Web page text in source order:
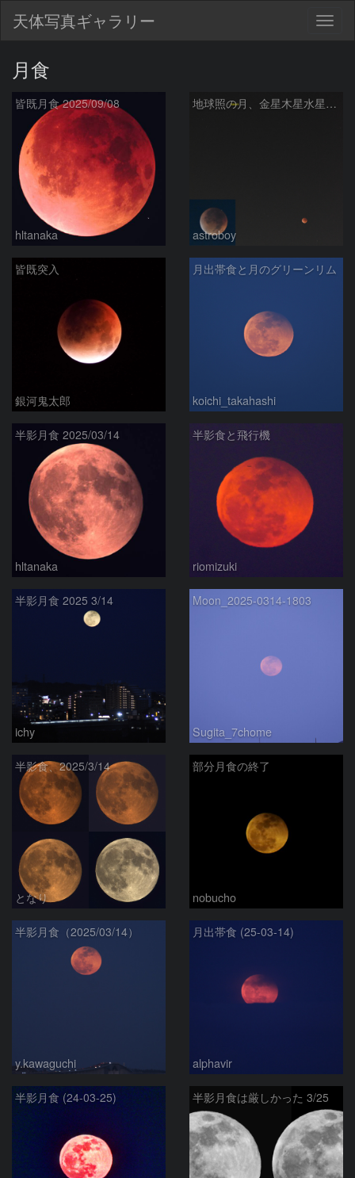
天体写真ギャラリー
月食
皆既月食 2025/09/08
hltanaka
地球照の月、金星木星水星、オリオン座、ふたご座
astroboy
皆既突入
銀河鬼太郎
月出帯食と月のグリーンリム
koichi_takahashi
半影月食 2025/03/14
hltanaka
半影食と飛行機
riomizuki
半影月食 2025 3/14
ichy
Moon_2025-0314-1803
Sugita_7chome
半影食、2025/3/14
となり
部分月食の終了
nobucho
半影月食（2025/03/14）
y.kawaguchi
月出帯食 (25-03-14)
alphavir
半影月食 (24-03-25) 半影月食は厳しかった 3/25